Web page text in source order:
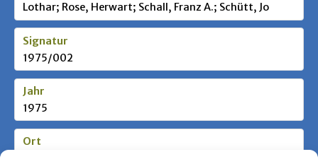
Lothar; Rose, Herwart; Schall, Franz A.; Schütt, Jo
Signatur
1975/002
Jahr
1975
Ort